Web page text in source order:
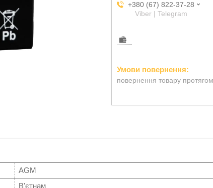
+380 (67) 822-37-28
Viber | Telegram
повернення товару
AGM
В'єтнам